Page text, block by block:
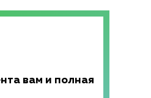
вам и полная